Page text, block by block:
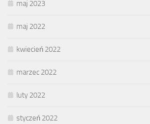
maj 2023
maj 2022
kwiecień 2022
marzec 2022
luty 2022
styczeń 2022